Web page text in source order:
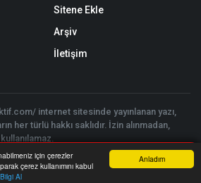
Anladım
için çerezler
çerez kullanımını kabul
Al
Sitene Ekle
Arşiv
İletişim
internet sitesinde yayınlanan yazı,
her türlü hakkı saklıdır. İzin alınmadan,
- Tüm hakları saklıdır. | Yazılım:
Haber Ara İhbar Hattı Menu